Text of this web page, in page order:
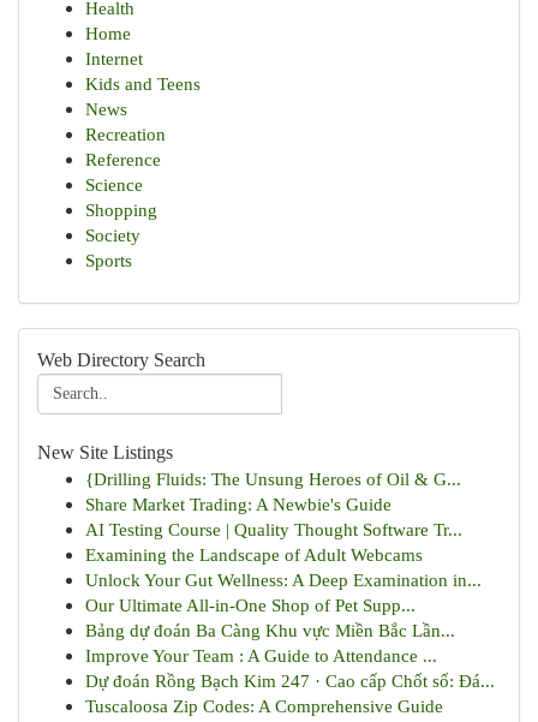
Health
Home
Internet
Kids and Teens
News
Recreation
Reference
Science
Shopping
Society
Sports
Web Directory Search
New Site Listings
{Drilling Fluids: The Unsung Heroes of Oil & G...
Share Market Trading: A Newbie's Guide
AI Testing Course | Quality Thought Software Tr...
Examining the Landscape of Adult Webcams
Unlock Your Gut Wellness: A Deep Examination in...
Our Ultimate All-in-One Shop of Pet Supp...
Bảng dự đoán Ba Càng Khu vực Miền Bắc Lần...
Improve Your Team : A Guide to Attendance ...
Dự đoán Rồng Bạch Kim 247 · Cao cấp Chốt số: Đá...
Tuscaloosa Zip Codes: A Comprehensive Guide